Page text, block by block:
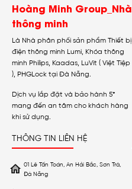
Hoàng Minh Group_Nhà
thông minh
Là Nhà phân phối sản phẩm Thiết bị
điện thông minh Lumi, Khóa thông
minh Philips, Kaadas, LuVit ( Việt Tiệp
), PHGLock tại Đà Nẵng.
Dịch vụ lắp đặt và bảo hành 5*
mang đến an tâm cho khách hàng
khi sử dụng.
THÔNG TIN LIÊN HỆ
01 Lê Tấn Toán, An Hải Bắc, Sơn Trà,
Đà Nẵng